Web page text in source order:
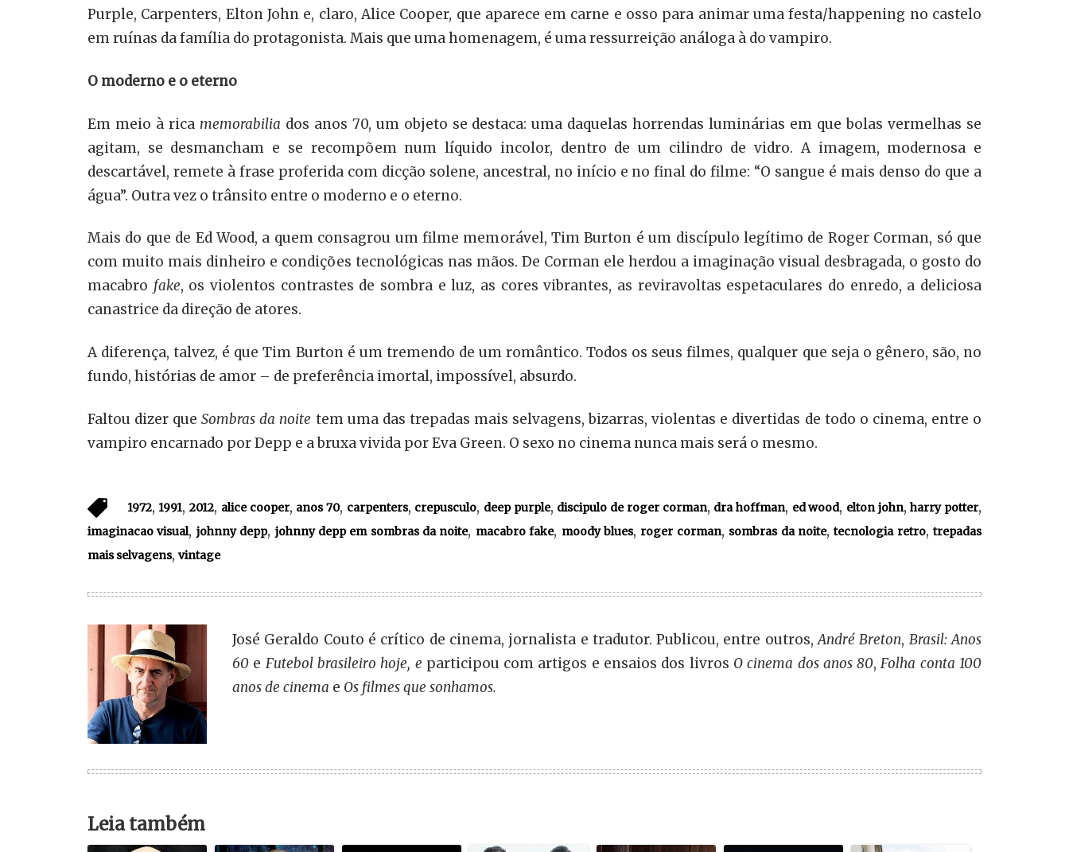
Purple, Carpenters, Elton John e, claro, Alice Cooper, que aparece em carne e osso para animar uma festa/happening no castelo
em ruínas da família do protagonista. Mais que uma homenagem, é uma ressurreição análoga à do vampiro.
O moderno e o eterno
Em meio à rica memorabilia dos anos 70, um objeto se destaca: uma daquelas horrendas luminárias em que bolas vermelhas se
agitam, se desmancham e se recompõem num líquido incolor, dentro de um cilindro de vidro. A imagem, modernosa e
descartável, remete à frase proferida com dicção solene, ancestral, no início e no final do filme: “O sangue é mais denso do que a
água”. Outra vez o trânsito entre o moderno e o eterno.
Mais do que de Ed Wood, a quem consagrou um filme memorável, Tim Burton é um discípulo legítimo de Roger Corman, só que
com muito mais dinheiro e condições tecnológicas nas mãos. De Corman ele herdou a imaginação visual desbragada, o gosto do
macabro fake, os violentos contrastes de sombra e luz, as cores vibrantes, as reviravoltas espetaculares do enredo, a deliciosa
canastrice da direção de atores.
A diferença, talvez, é que Tim Burton é um tremendo de um romântico. Todos os seus filmes, qualquer que seja o gênero, são, no
fundo, histórias de amor – de preferência imortal, impossível, absurdo.
Faltou dizer queSombras da noite tem uma das trepadas mais selvagens, bizarras, violentas e divertidas de todo o cinema, entre o
vampiro encarnado por Depp e a bruxa vivida por Eva Green. O sexo no cinema nunca mais será o mesmo.
1972,1991,2012, alice cooper, anos 70, carpenters, crepusculo, deep purple, discipulo de roger corman, dra hoffman, ed wood, elton john,harry potter,
imaginacao visual, johnny depp, johnny depp em sombras da noite, macabro fake, moody blues, roger corman, sombras da noite,tecnologia retro,trepadas
mais selvagens, vintage
José Geraldo Couto é crítico de cinema, jornalista e tradutor. Publicou, entre outros,André Breton, Brasil: Anos
60 e Futebol brasileiro hoje, e participou com artigos e ensaios dos livros O cinema dos anos 80,Folha conta 100
anos de cinema e Os filmes que sonhamos.
Leia também